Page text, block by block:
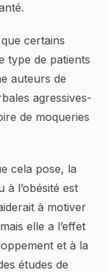
certains
type de patients
auteurs de
agressives-
de moqueries
cela pose, la
à l’obésité est
à motiver
elle a l’effet
et à la
études de